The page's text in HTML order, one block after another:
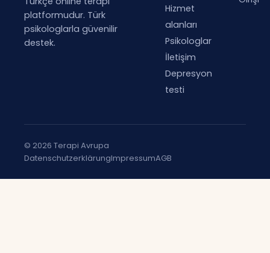
platformudur. Türk
psikologlarla güvenilir
destek.
Hizmet
alanları
Psikologlar
İletişim
Depresyon
testi
© 2026 Terapi Avrupa
DatenschutzerklärungImpressumAGB